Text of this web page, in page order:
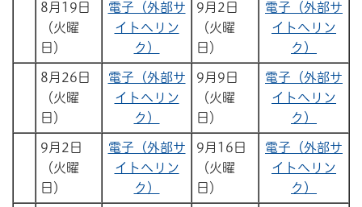
8月19日
（火曜
日）
電子（外部サ
イトへリン
ク）
9月2日
（火曜
日）
電子（外部サ
イトへリン
ク）
8月26日
（火曜
日）
電子（外部サ
イトへリン
ク）
9月9日
（火曜
日）
電子（外部サ
イトへリン
ク）
9月2日
（火曜
日）
電子（外部サ
イトへリン
ク）
9月16日
（火曜
日）
電子（外部サ
イトへリン
ク）